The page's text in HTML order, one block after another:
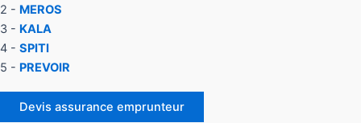
2 - MEROS
3 - KALA
4 - SPITI
5 - PREVOIR
Devis assurance emprunteur